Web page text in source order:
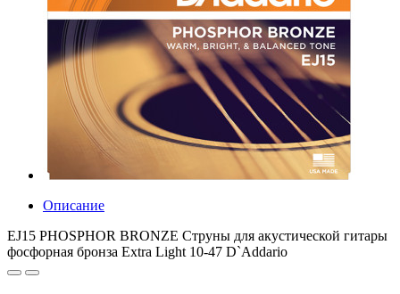
Описание
EJ15 PHOSPHOR BRONZE Струны для акустической гитары
фосфорная бронза Extra Light 10-47 D`Addario